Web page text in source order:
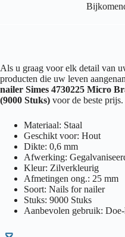
Als u graag voor elk detail van
producten die uw leven
nailer Simes 4730225 Micro
(9000 Stuks) voor de beste prijs.
Materiaal: Staal
Geschikt voor: Hout
Dikte: 0,6 mm
Afwerking:
Kleur: Zilverkleurig
Afmetingen ong.: 25 mm
Soort: Nails for nailer
Stuks: 9000 Stuks
Aanbevolen gebruik: